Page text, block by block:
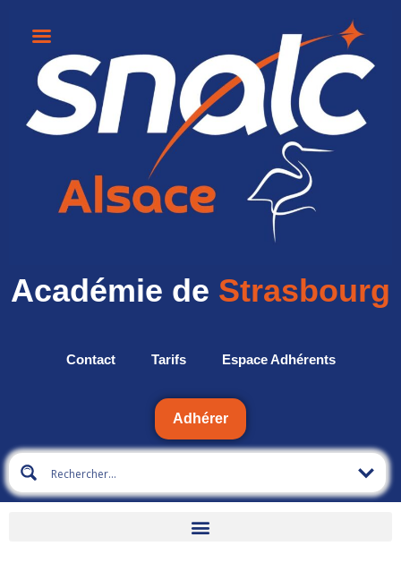
Académie de Strasbourg
Contact Tarifs Espace Adhérents
Adhérer